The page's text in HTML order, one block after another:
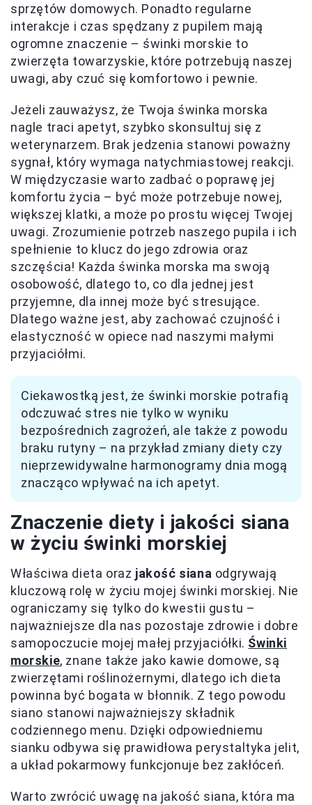
sprzętów domowych. Ponadto regularne
interakcje i czas spędzany z pupilem mają
ogromne znaczenie – świnki morskie to
zwierzęta towarzyskie, które potrzebują naszej
uwagi, aby czuć się komfortowo i pewnie.
Jeżeli zauważysz, że Twoja świnka morska
nagle traci apetyt, szybko skonsultuj się z
weterynarzem. Brak jedzenia stanowi poważny
sygnał, który wymaga natychmiastowej reakcji.
W międzyczasie warto zadbać o poprawę jej
komfortu życia – być może potrzebuje nowej,
większej klatki, a może po prostu więcej Twojej
uwagi. Zrozumienie potrzeb naszego pupila i ich
spełnienie to klucz do jego zdrowia oraz
szczęścia! Każda świnka morska ma swoją
osobowość, dlatego to, co dla jednej jest
przyjemne, dla innej może być stresujące.
Dlatego ważne jest, aby zachować czujność i
elastyczność w opiece nad naszymi małymi
przyjaciółmi.
Ciekawostką jest, że świnki morskie potrafią
odczuwać stres nie tylko w wyniku
bezpośrednich zagrożeń, ale także z powodu
braku rutyny – na przykład zmiany diety czy
nieprzewidywalne harmonogramy dnia mogą
znacząco wpływać na ich apetyt.
Znaczenie diety i jakości siana
w życiu świnki morskiej
Właściwa dieta oraz jakość siana odgrywają
kluczową rolę w życiu mojej świnki morskiej. Nie
ograniczamy się tylko do kwestii gustu –
najważniejsze dla nas pozostaje zdrowie i dobre
samopoczucie mojej małej przyjaciółki. Świnki
morskie, znane także jako kawie domowe, są
zwierzętami roślinożernymi, dlatego ich dieta
powinna być bogata w błonnik. Z tego powodu
siano stanowi najważniejszy składnik
codziennego menu. Dzięki odpowiedniemu
sianku odbywa się prawidłowa perystaltyka jelit,
a układ pokarmowy funkcjonuje bez zakłóceń.
Warto zwrócić uwagę na jakość siana, która ma